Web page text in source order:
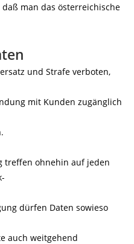
daß man das österreichische
und Strafe verboten,
mit Kunden zugänglich
treffen ohnehin auf jeden
dürfen Daten sowieso
auch weitgehend